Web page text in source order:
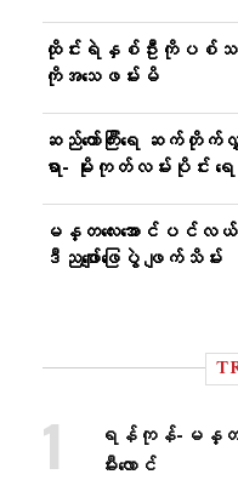
ထိုင်းရဲနှစ်ဦးကိုပစ်
ကိုအသေဖမ်းမိ
ဆည်တော်ကြီးရေ ဆက်တို
ရာ- မိုးကုတ်လမ်းပိုင်း ရေစ
မန္တလေးအောင်ပင်လယ်
ဒီညဖျော်ဖြေပွဲ ဖျက်သိမ်း
ရန်ကုန်-မန္တလ
မီးလောင်